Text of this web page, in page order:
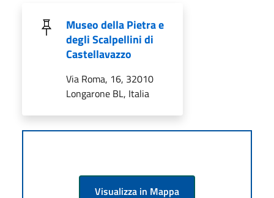
Museo della Pietra e
degli Scalpellini di
Castellavazzo
Via Roma, 16, 32010
Longarone BL, Italia
Visualizza in Mappa